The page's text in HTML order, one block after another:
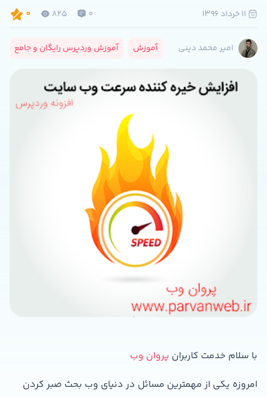
0
825
0
امیر محمد دینی آموزش آموزش وردپرس رایگان و جامع
با سلام خدمت کاربران پروان وب
امروزه یکی از مهمترین مسائل در دنیای وب بحث صبر کردن